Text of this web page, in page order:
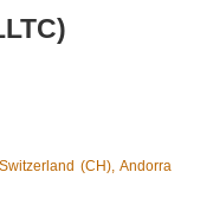
(CH), Andorra